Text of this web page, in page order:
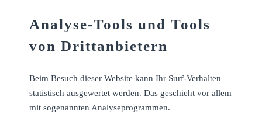
Analyse-Tools und Tools
von Dritt­anbietern
Beim Besuch dieser Website kann Ihr Surf-Verhalten
statistisch ausgewertet werden. Das geschieht vor allem
mit sogenannten Analyseprogrammen.